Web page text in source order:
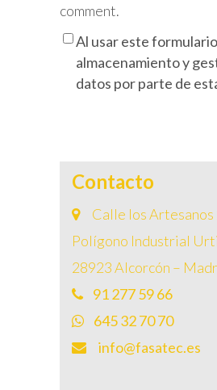
comment.
Al usar este
almacenamiento y
datos por parte de
Contacto
Calle los Artesanos
Polígono Industrial
28923 Alcorcón –
91 277 59 66
645 32 70 70
info@fasatec.es